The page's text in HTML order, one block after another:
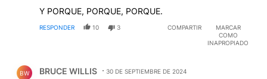
Y PORQUE, PORQUE, PORQUE.
RESPONDER 10 3 COMPARTIR
MARCAR
COMO
INAPROPIADO
BW BRUCE WILLIS 30 DE SEPTIEMBRE DE 2024